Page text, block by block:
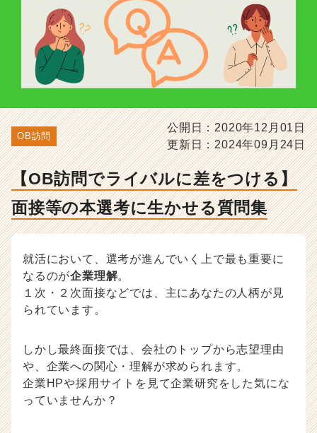
に
生
せ
選
考
対
策・
就
ノ
ウ
ハ
|
ベ
ン
OB訪問
公開日：2020年12月01日
更新日：2024年09月24日
【OB訪問でライバルに差をつける】
面接等の本選考に生かせる質問集
就活において、選考が進んでいく上で最も重要に
なるのが企業理解。
１次・２次面接などでは、主にあなたの人柄が見
られています。
しかし最終面接では、会社のトップから志望理由
や、企業への関心・理解が求められます。
企業HPや採用サイトを見て企業研究をした気にな
っていませんか？